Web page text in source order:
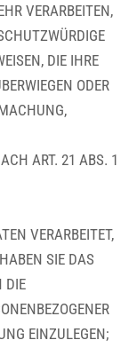
VERARBEITEN,
DIE IHRE
ODER
ART. 21 ABS. 1
VERARBEITET,
SIE DAS
DIE
EINZULEGEN;